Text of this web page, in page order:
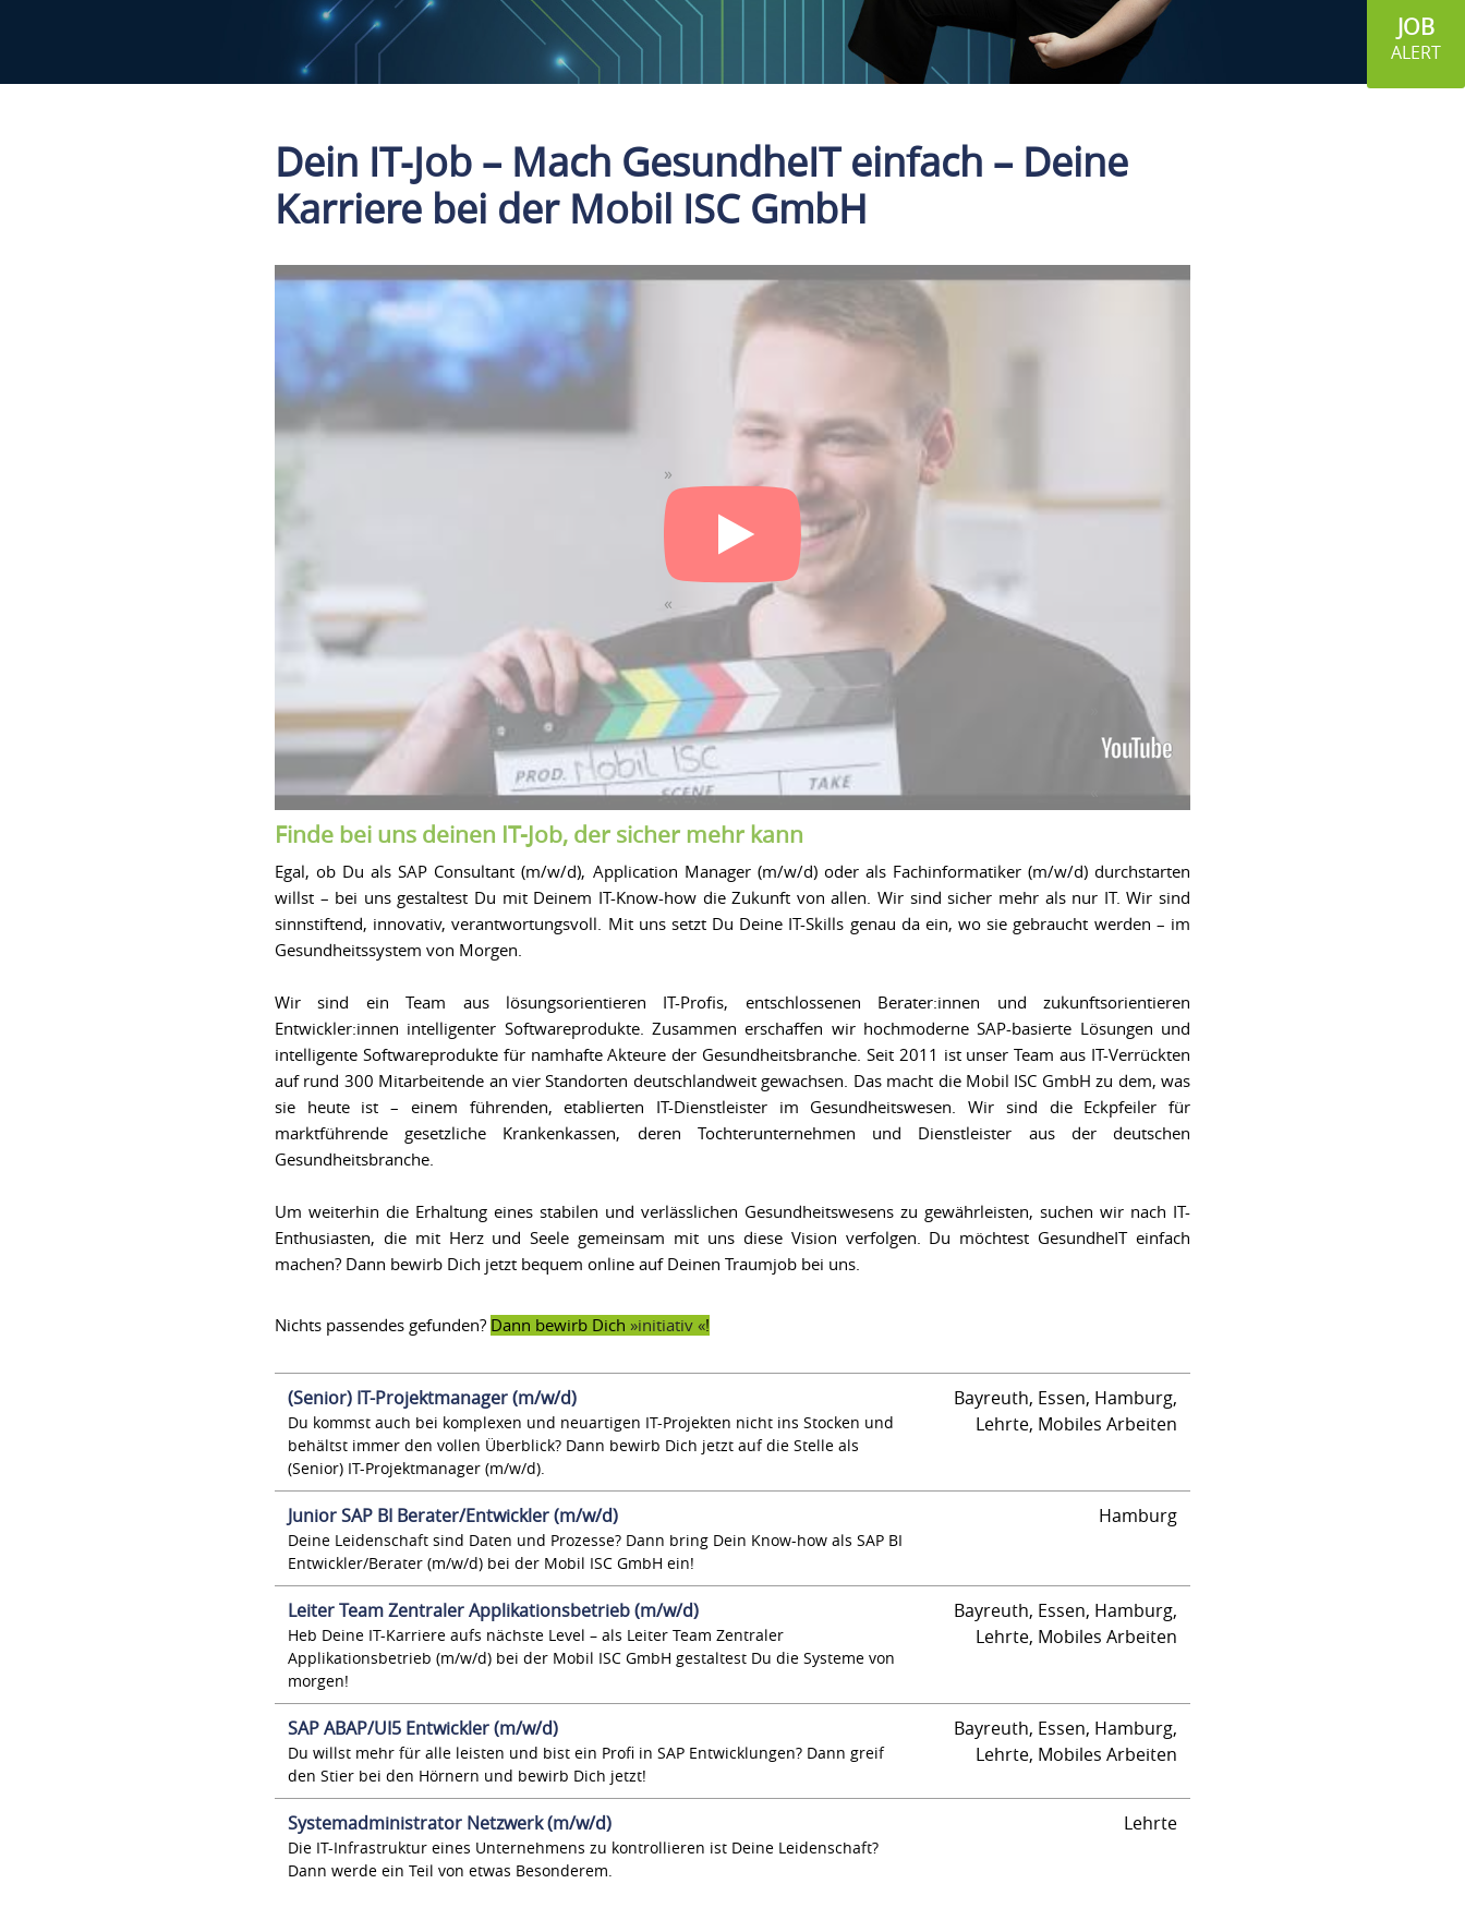
Dein IT-Job – Mach GesundheIT einfach – Deine
Karriere bei der Mobil ISC GmbH
Finde bei uns deinen IT-Job, der sicher mehr kann
Egal, ob Du als SAP Consultant (m/w/d), Application Manager (m/w/d) oder als Fachinformatiker (m/w/d) durchstarten
willst – bei uns gestaltest Du mit Deinem IT-Know-how die Zukunft von allen. Wir sind sicher mehr als nur IT. Wir sind
sinnstiftend, innovativ, verantwortungsvoll. Mit uns setzt Du Deine IT-Skills genau da ein, wo sie gebraucht werden – im
Gesundheitssystem von Morgen.
Wir sind ein Team aus lösungsorientieren IT-Profis, entschlossenen Berater:innen und zukunftsorientieren
Entwickler:innen intelligenter Softwareprodukte. Zusammen erschaffen wir hochmoderne SAP-basierte Lösungen und
intelligente Softwareprodukte für namhafte Akteure der Gesundheitsbranche. Seit 2011 ist unser Team aus IT-Verrückten
auf rund 300 Mitarbeitende an vier Standorten deutschlandweit gewachsen. Das macht die Mobil ISC GmbH zu dem, was
sie heute ist – einem führenden, etablierten IT-Dienstleister im Gesundheitswesen. Wir sind die Eckpfeiler für
marktführende gesetzliche Krankenkassen, deren Tochterunternehmen und Dienstleister aus der deutschen
Gesundheitsbranche.
Um weiterhin die Erhaltung eines stabilen und verlässlichen Gesundheitswesens zu gewährleisten, suchen wir nach IT-
Enthusiasten, die mit Herz und Seele gemeinsam mit uns diese Vision verfolgen. Du möchtest GesundheIT einfach
machen? Dann bewirb Dich jetzt bequem online auf Deinen Traumjob bei uns.
Nichts passendes gefunden? Dann bewirb Dich initiativ !
(Senior) IT-Projektmanager (m/w/d)
Du kommst auch bei komplexen und neuartigen IT-Projekten nicht ins Stocken und
behältst immer den vollen Überblick? Dann bewirb Dich jetzt auf die Stelle als
(Senior) IT-Projektmanager (m/w/d).
Bayreuth, Essen, Hamburg,
Lehrte, Mobiles Arbeiten
Junior SAP BI Berater/Entwickler (m/w/d)
Deine Leidenschaft sind Daten und Prozesse? Dann bring Dein Know-how als SAP BI
Entwickler/Berater (m/w/d) bei der Mobil ISC GmbH ein!
Hamburg
Leiter Team Zentraler Applikationsbetrieb (m/w/d)
Heb Deine IT-Karriere aufs nächste Level – als Leiter Team Zentraler
Applikationsbetrieb (m/w/d) bei der Mobil ISC GmbH gestaltest Du die Systeme von
morgen!
Bayreuth, Essen, Hamburg,
Lehrte, Mobiles Arbeiten
SAP ABAP/UI5 Entwickler (m/w/d)
Du willst mehr für alle leisten und bist ein Profi in SAP Entwicklungen? Dann greif
den Stier bei den Hörnern und bewirb Dich jetzt!
Bayreuth, Essen, Hamburg,
Lehrte, Mobiles Arbeiten
Systemadministrator Netzwerk (m/w/d)
Die IT-Infrastruktur eines Unternehmens zu kontrollieren ist Deine Leidenschaft?
Dann werde ein Teil von etwas Besonderem.
Lehrte
JOB
ALERT